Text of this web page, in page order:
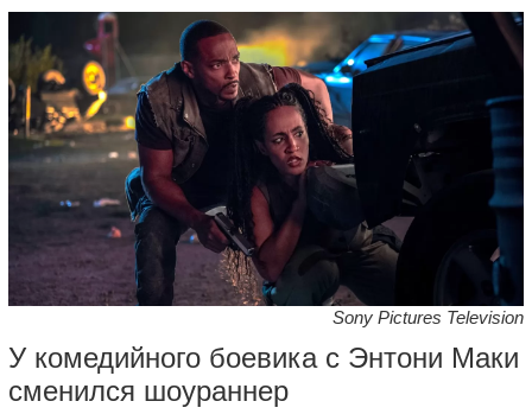
Sony Pictures Television
У комедийного боевика с Энтони Маки
сменился шоураннер